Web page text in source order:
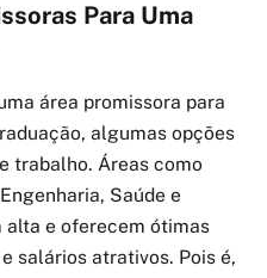
Para Uma
área promissora para
algumas opções
trabalho. Áreas como
Saúde e
e oferecem ótimas
salários atrativos. Pois é,